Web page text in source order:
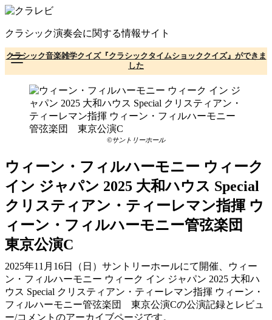
コ
テ
ン
ツ
へ
クラシック演奏会に関する情報サイト
クラシック音楽雑学クイズ『クラシックタイムショッククイズ』ができま
した
©サントリーホール
ウィーン・フィルハーモニー ウィーク
イン ジャパン 2025 大和ハウス Special
クリスティアン・ティーレマン指揮 ウ
ィーン・フィルハーモニー管弦楽団
東京公演C
2025年11月16日（日）サントリーホールにて開催、ウィー
ン・フィルハーモニー ウィーク イン ジャパン 2025 大和ハ
ウス Special クリスティアン・ティーレマン指揮 ウィーン・
フィルハーモニー管弦楽団 東京公演Cの公演記録とレビュ
ー/コメントのアーカイブページです。